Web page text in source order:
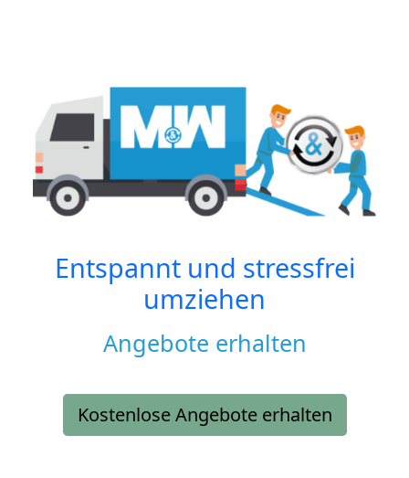
Entspannt und stressfrei
umziehen
Angebote erhalten
Kostenlose Angebote erhalten